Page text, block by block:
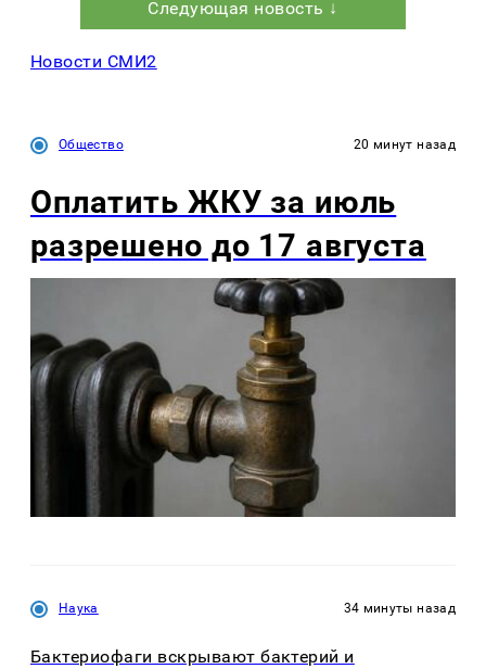
Следующая новость ↓
Новости СМИ2
Общество 20 минут назад
Оплатить ЖКУ за июль
разрешено до 17 августа
Наука 34 минуты назад
Бактериофаги вскрывают бактерий и